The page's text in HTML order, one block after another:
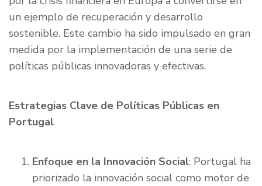
un ejemplo de recuperación y desarrollo
sostenible. Este cambio ha sido impulsado en gran
medida por la implementación de una serie de
políticas públicas innovadoras y efectivas.
Estrategias Clave de Políticas Públicas en
Portugal
Enfoque en la Innovación Social: Portugal ha
priorizado la innovación social como motor de